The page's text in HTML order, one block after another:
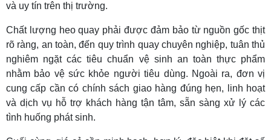
và uy tín trên thị trường.
Chất lượng heo quay phải được đảm bảo từ nguồn gốc thịt
rõ ràng, an toàn, đến quy trình quay chuyên nghiệp, tuân thủ
nghiêm ngặt các tiêu chuẩn vệ sinh an toàn thực phẩm
nhằm bảo vệ sức khỏe người tiêu dùng. Ngoài ra, đơn vị
cung cấp cần có chính sách giao hàng đúng hẹn, linh hoạt
và dịch vụ hỗ trợ khách hàng tận tâm, sẵn sàng xử lý các
tình huống phát sinh.